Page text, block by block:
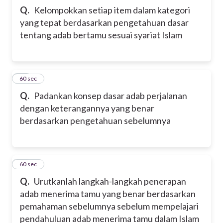
Q. Kelompokkan setiap item dalam kategori
yang tepat berdasarkan pengetahuan dasar
tentang adab bertamu sesuai syariat Islam
Q. Padankan konsep dasar adab perjalanan
dengan keterangannya yang benar
berdasarkan pengetahuan sebelumnya
12
60 sec
Q. Urutkanlah langkah-langkah penerapan
adab menerima tamu yang benar berdasarkan
pemahaman sebelumnya sebelum mempelajari
pendahuluan adab menerima tamu dalam Islam
13
60 sec